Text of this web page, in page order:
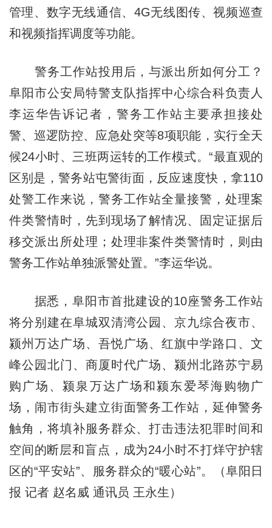
管理、数字无线通信、4G无线图传、视频巡查
和视频指挥调度等功能。
警务工作站投用后，与派出所如何分工？
阜阳市公安局特警支队指挥中心综合科负责人
李运华告诉记者，警务工作站主要承担接处
警、巡逻防控、应急处突等8项职能，实行全天
候24小时、三班两运转的工作模式。“最直观的
区别是，警务站屯警街面，反应速度快，拿110
处警工作来说，警务工作站全量接警，处理案
件类警情时，先到现场了解情况、固定证据后
移交派出所处理；处理非案件类警情时，则由
警务工作站单独派警处置。”李运华说。
据悉，阜阳市首批建设的10座警务工作站
将分别建在阜城双清湾公园、京九综合夜市、
颍州万达广场、吾悦广场、红旗中学路口、文
峰公园北门、商厦时代广场、颍州北路苏宁易
购广场、颍泉万达广场和颍东爱琴海购物广
场，闹市街头建立街面警务工作站，延伸警务
触角，将填补服务群众、打击违法犯罪时间和
空间的断层和盲点，成为24小时不打烊守护辖
区的“平安站”、服务群众的“暖心站”。（阜阳日
报 记者 赵名威 通讯员 王永生）